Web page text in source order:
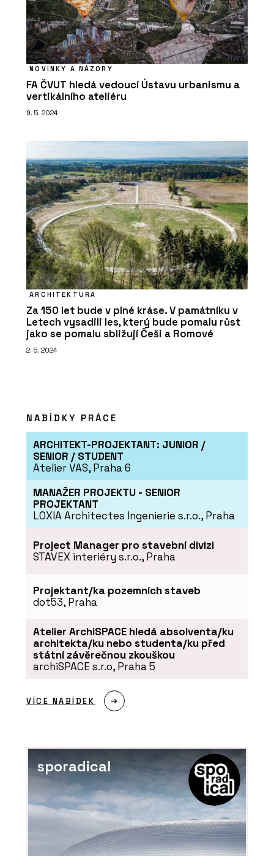
PRODUKTY
Lavička Spirit - Urbania
PRODUKTY
Lavička Lany - Urbania
PRODUKTY
Koš Daku - Urbania
NOVINKY A NÁZORY
FA ČVUT hledá vedoucí Ústavu urbanismu a
vertikálního ateliéru
9. 5. 2024
ARCHITEKTURA
Za 150 let bude v plné kráse. V památníku v
Letech vysadili les, který bude pomalu růst
jako se pomalu sbližují Češi a Romové
2. 5. 2024
NABÍDKY PRÁCE
ARCHITEKT-PROJEKTANT: JUNIOR /
SENIOR / STUDENT
Atelier VAS, Praha 6
MANAŽER PROJEKTU - SENIOR
PROJEKTANT
LOXIA Architectes Ingenierie s.r.o., Praha
Project Manager pro stavební divizi
STAVEX interiéry s.r.o., Praha
Projektant/ka pozemních staveb
dot53, Praha
Atelier ArchiSPACE hledá absolventa/ku
architekta/ku nebo studenta/ku před
státní závěrečnou zkouškou
archiSPACE s.r.o, Praha 5
VÍCE NABÍDEK
sporadical